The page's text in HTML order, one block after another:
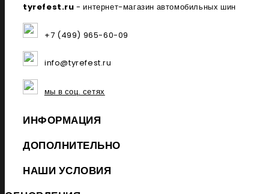
tyrefest.ru - интернет-магазин автомобильных шин
+7 (499) 965-60-09
info@tyrefest.ru
мы в соц. сетях
ИНФОРМАЦИЯ
ДОПОЛНИТЕЛЬНО
НАШИ УСЛОВИЯ